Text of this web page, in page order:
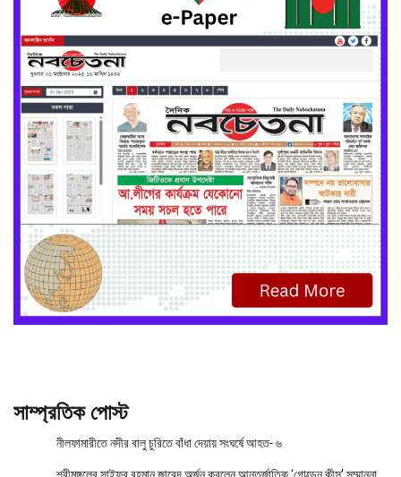
সাম্প্রতিক পোস্ট
নীলফামারীতে নদীর বালু চুরিতে বাঁধা দেয়ায় সংঘর্ষে আহত- ৬